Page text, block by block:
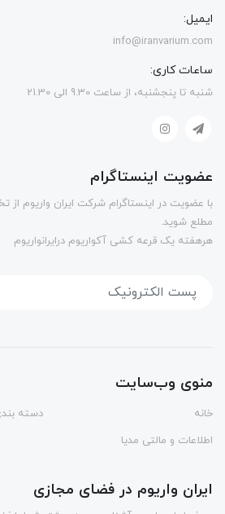
ایمیل:
info@iranvarium.com
ساعات کاری:
شنبه تا پنجشنبه، از ساعت 9.30 الی 21.30
عضویت اینستاگرام
با عضویت در اینستاگرام شرکت ایران واریوم از
مطلع شوید.
هرهفته یک قرعه کشی آکواریوم درایرانواریوم
منوی وب‌سایت
خانه
دسته
اطلاعات و مالتی مدیا
ایران واریوم در فضای مجازی